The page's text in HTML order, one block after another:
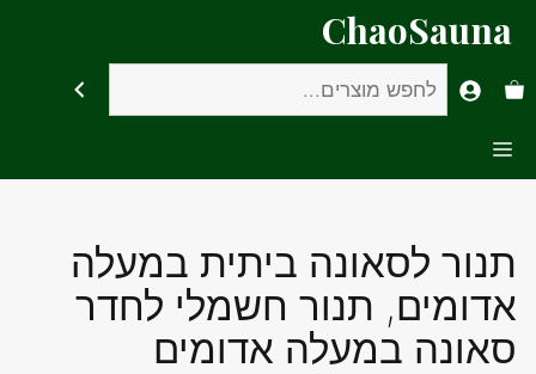
לתוכןChaoSauna
Menu
חיפוש
תנור לסאונה ביתית במעלה
אדומים, תנור חשמלי לחדר
סאונה במעלה אדומים